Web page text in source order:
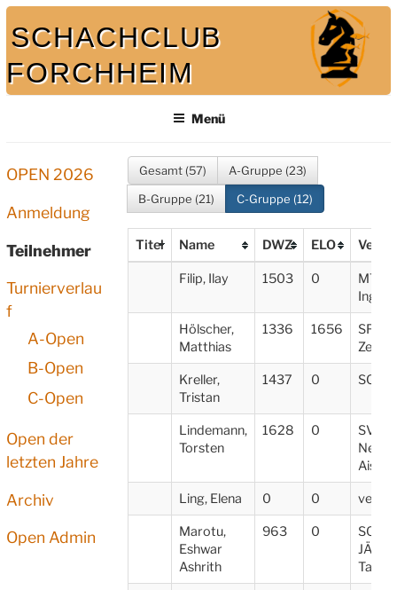
Zum
Inhalt
springen
SCHACHCLUB
FORCHHEIM
Menü
OPEN 2026
Anmeldung
Teilnehmer
Turnierverlau
f
A-Open
B-Open
C-Open
Open der
letzten Jahre
Archiv
Open Admin
Gesamt (57)
A-Gruppe (23)
B-Gruppe (21)
C-Gruppe (12)
Titel Name DWZ ELO Verein
Filip, Ilay 1503 0
MTV
Hölscher,
Matthias
1336 1656
SF
Kreller,
Tristan
1437 0 SC
Lindemann,
Torsten
1628 0
SV07
Aisch
Ling, Elena 0 0
Marotu,
Eshwar
Ashrith
963 0
SC